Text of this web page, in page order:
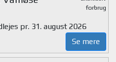
forbrug
pr. 31. august 2026
Se mere